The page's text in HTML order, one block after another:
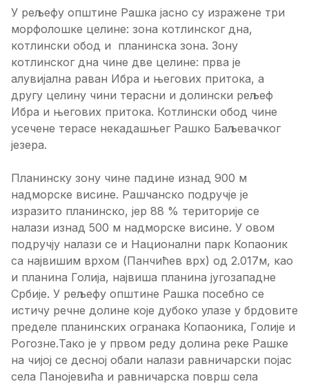
У рељефу општине Рашка јасно су изражене три
морфолошке целине: зона котлинског дна,
котлински обод и планинска зона. Зону
котлинског дна чине две целине: прва је
алувијална раван Ибра и његових притока, а
другу целину чини терасни и долински рељеф
Ибра и његових притока. Котлински обод чине
усечене терасе некадашњег Рашко Баљевачког
језера.
Планинску зону чине падине изнад 900 м
надморске висине. Рашчанско подручје је
изразито планинско, јер 88 % територије се
налази изнад 500 м надморске висине. У овом
подручју налази се и Национални парк Копаоник
са највишим врхом (Панчићев врх) од 2.017м, као
и планина Голија, највиша планина југозападне
Србије. У рељефу општине Рашка посебно се
истичу речне долине које дубоко улазе у брдовите
пределе планинских огранака Копаоника, Голије и
Рогозне.Тако је у првом реду долина реке Рашке
на чијој се десној обали налази равничарски појас
села Панојевића и равничарска површ села